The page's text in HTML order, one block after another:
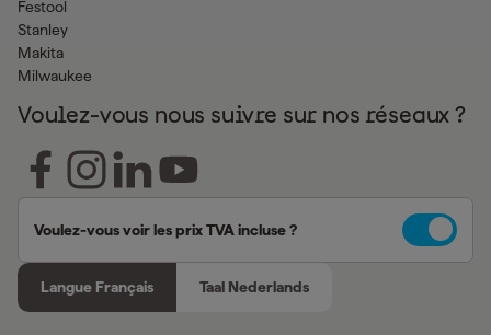
Festool
Stanley
Makita
Milwaukee
Voulez-vous nous suivre sur nos réseaux ?
Voulez-vous voir les prix TVA incluse ?
Langue Français Taal Nederlands